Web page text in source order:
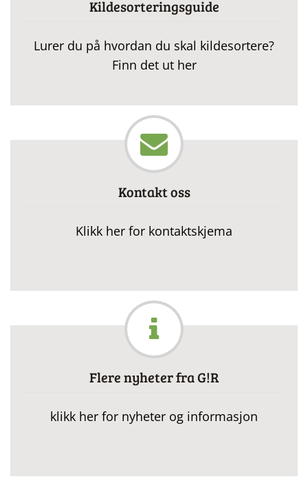
Kildesorteringsguide
Lurer du på hvordan du skal kildesortere?
Finn det ut her
Kontakt oss
Klikk her for kontaktskjema
Flere nyheter fra G!R
klikk her for nyheter og informasjon